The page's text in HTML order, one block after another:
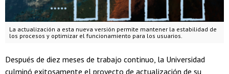
La actualización a esta nueva versión permite mantener la estabilidad de
los procesos y optimizar el funcionamiento para los usuarios.
Después de diez meses de trabajo continuo, la Universidad
culminó exitosamente el proyecto de actualización de su